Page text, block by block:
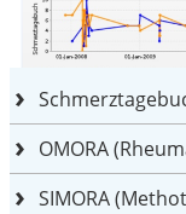
OMORA
SIMORA